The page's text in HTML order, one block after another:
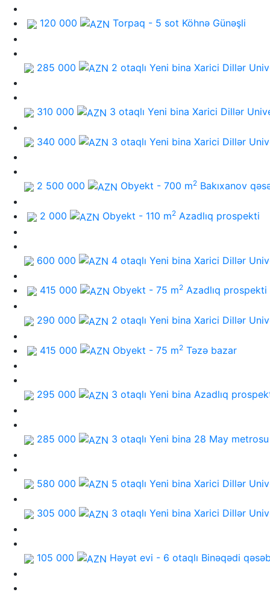
120 000 Torpaq - 5 sot Köhnə Günəşli
285 000 2 otaqlı Yeni bina Xarici Dillər
310 000 3 otaqlı Yeni bina Xarici Dillər
340 000 3 otaqlı Yeni bina Xarici Dillər
2 500 000 Obyekt - 700 m2 Bakıxanov
2 000 Obyekt - 110 m2 Azadlıq prospekti
600 000 4 otaqlı Yeni bina Xarici Dillər
415 000 Obyekt - 75 m2 Azadlıq prospekti
290 000 2 otaqlı Yeni bina Xarici Dillər
415 000 Obyekt - 75 m2 Təzə bazar
295 000 3 otaqlı Yeni bina Azadlıq
285 000 3 otaqlı Yeni bina 28 May metrosu
580 000 5 otaqlı Yeni bina Xarici Dillər
305 000 3 otaqlı Yeni bina Xarici Dillər
105 000 Həyət evi - 6 otaqlı Binəqədi